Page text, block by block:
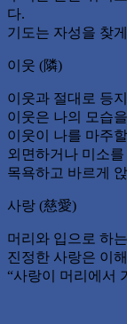
다.
기도는 자성을 찾
이웃 (隣)
이웃과 절대로 등
이웃은 나의 모습
이웃이 나를 마주
외면하거나 미소
목욕하고 바르게
사랑 (慈愛)
머리와 입으로 하
진정한 사랑은 이
“사랑이 머리에서